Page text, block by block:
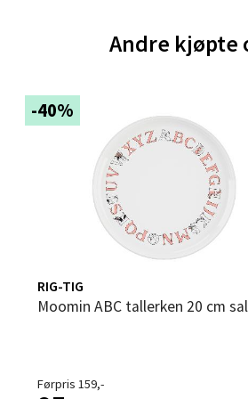
Andre kjøpte
-40%
RIG-TIG
Moomin ABC tallerken 20 cm
Førpris 159,-
Bergen - Thon Senter
Sartorvegen 12, 5353 Straume
Åpent i dag 10-18
Trondheim - Sirkus